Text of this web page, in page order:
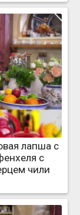
лапша с
с
чили